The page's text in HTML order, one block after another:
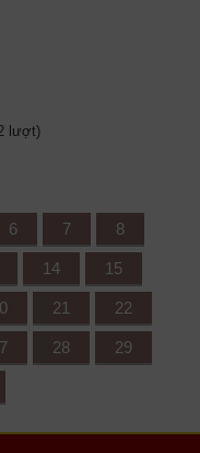
lượt)
6 7 8
14 15
21 22
28 29